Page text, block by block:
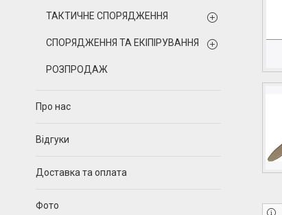
ТАКТИЧНЕ СПОРЯДЖЕННЯ
СПОРЯДЖЕННЯ ТА ЕКІПІРУВАННЯ
РОЗПРОДАЖ
Про нас
Відгуки
Доставка та оплата
Фото